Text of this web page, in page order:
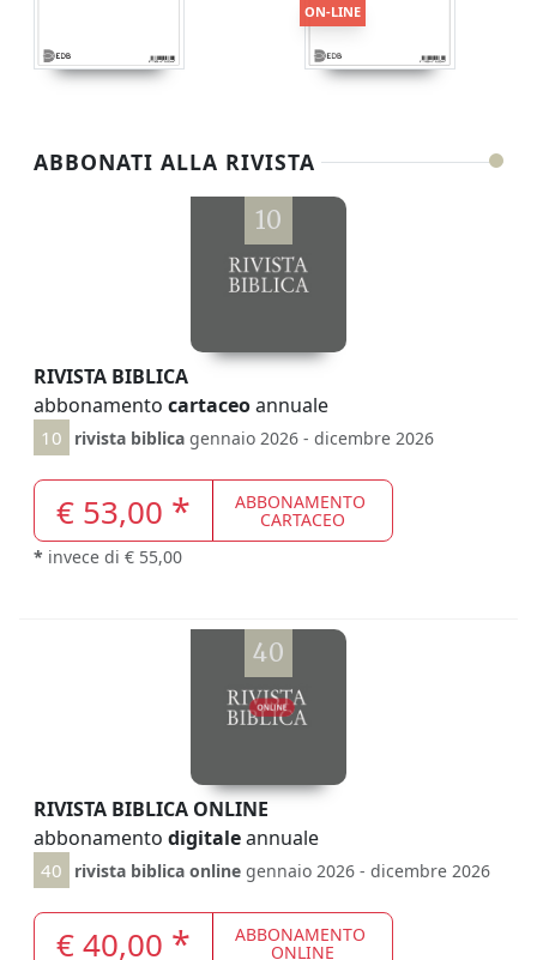
ON-LINE
ABBONATI ALLA RIVISTA
10
RIVISTA BIBLICA
abbonamento cartaceoannuale
10 rivista biblica gennaio 2026 - dicembre 2026
€ 53,00 * ABBONAMENTO
CARTACEO
* invece di € 55,00
40
RIVISTA BIBLICA ONLINE
abbonamento digitaleannuale
40 rivista biblica online gennaio 2026 - dicembre 2026
€ 40,00 * ABBONAMENTO
ONLINE